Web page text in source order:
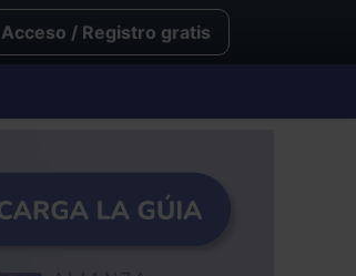
Acceso / Registro gratis